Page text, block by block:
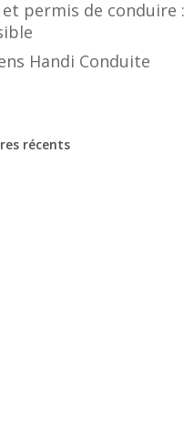
permis de conduire :
Handi Conduite
récents